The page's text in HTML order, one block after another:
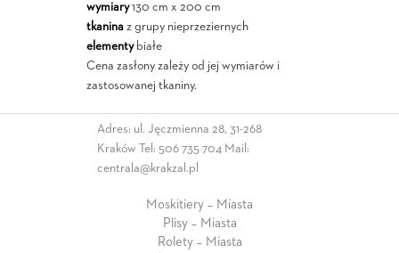
wymiary130 cm x 200 cm
tkaninaz grupy nieprzeziernych
elementybiałe
Cena zasłony zależy od jej wymiarów i
zastosowanej tkaniny.
Adres: ul. Jęczmienna 28, 31-268
Kraków Tel: 506 735 704 Mail:
centrala@krakzal.pl
Moskitiery – Miasta
Plisy – Miasta
Rolety – Miasta